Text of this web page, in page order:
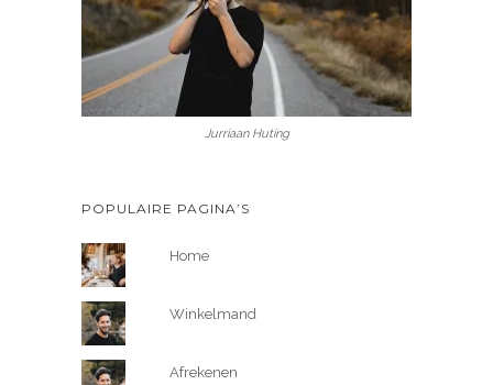
Jurriaan Huting
POPULAIRE PAGINA’S
Home
Winkelmand
Afrekenen